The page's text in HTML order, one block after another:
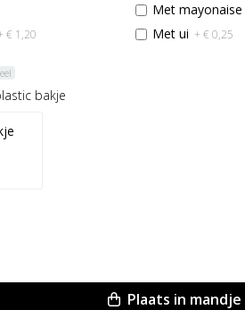
€ 1,20
Met mayonaise
Met ui + € 0,25
bakje
Plaats in mandje